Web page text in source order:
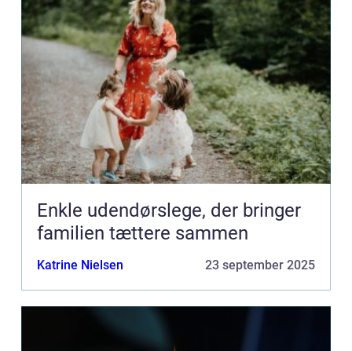
Enkle udendørslege, der bringer
familien tættere sammen
Katrine Nielsen 23 september 2025